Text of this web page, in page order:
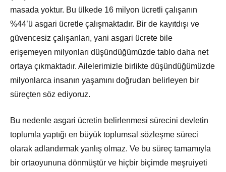
masada yoktur. Bu ülkede 16 milyon ücretli çalışanın
%44’ü asgari ücretle çalışmaktadır. Bir de kayıtdışı ve
güvencesiz çalışanları, yani asgari ücrete bile
erişemeyen milyonları düşündüğümüzde tablo daha net
ortaya çıkmaktadır. Ailelerimizle birlikte düşündüğümüzde
milyonlarca insanın yaşamını doğrudan belirleyen bir
süreçten söz ediyoruz.
Bu nedenle asgari ücretin belirlenmesi sürecini devletin
toplumla yaptığı en büyük toplumsal sözleşme süreci
olarak adlandırmak yanlış olmaz. Ve bu süreç tamamıyla
bir ortaoyununa dönmüştür ve hiçbir biçimde meşruiyeti